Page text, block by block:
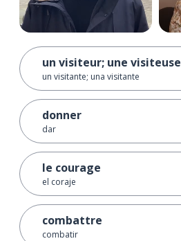
un visiteur; une visiteuse
un visitante; una visitante
donner
dar
le courage
el coraje
combattre
combatir